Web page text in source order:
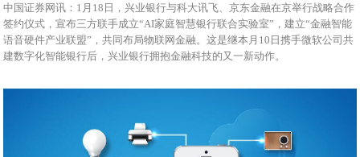
中国证券网讯：1月18日，兴业银行与科大讯飞、京东金融在京举行战略合作
签约仪式，宣布三方联手成立“AI家庭智慧银行联合实验室”，建立“金融智能
语音硬件产业联盟”，共同布局物联网金融。这是继本月10日携手微软公司共
建数字化智能银行后，兴业银行拥抱金融科技的又一新动作。